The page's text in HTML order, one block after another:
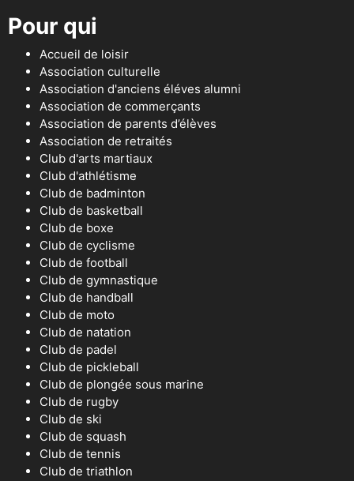
Pour qui
Accueil de loisir
Association culturelle
Association d'anciens éléves alumni
Association de commerçants
Association de parents d’élèves
Association de retraités
Club d'arts martiaux
Club d'athlétisme
Club de badminton
Club de basketball
Club de boxe
Club de cyclisme
Club de football
Club de gymnastique
Club de handball
Club de moto
Club de natation
Club de padel
Club de pickleball
Club de plongée sous marine
Club de rugby
Club de ski
Club de squash
Club de tennis
Club de triathlon